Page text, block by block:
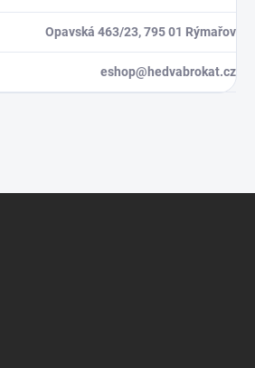
Opavská 463/23, 795 01 Rýmařov
eshop@hedvabrokat.cz